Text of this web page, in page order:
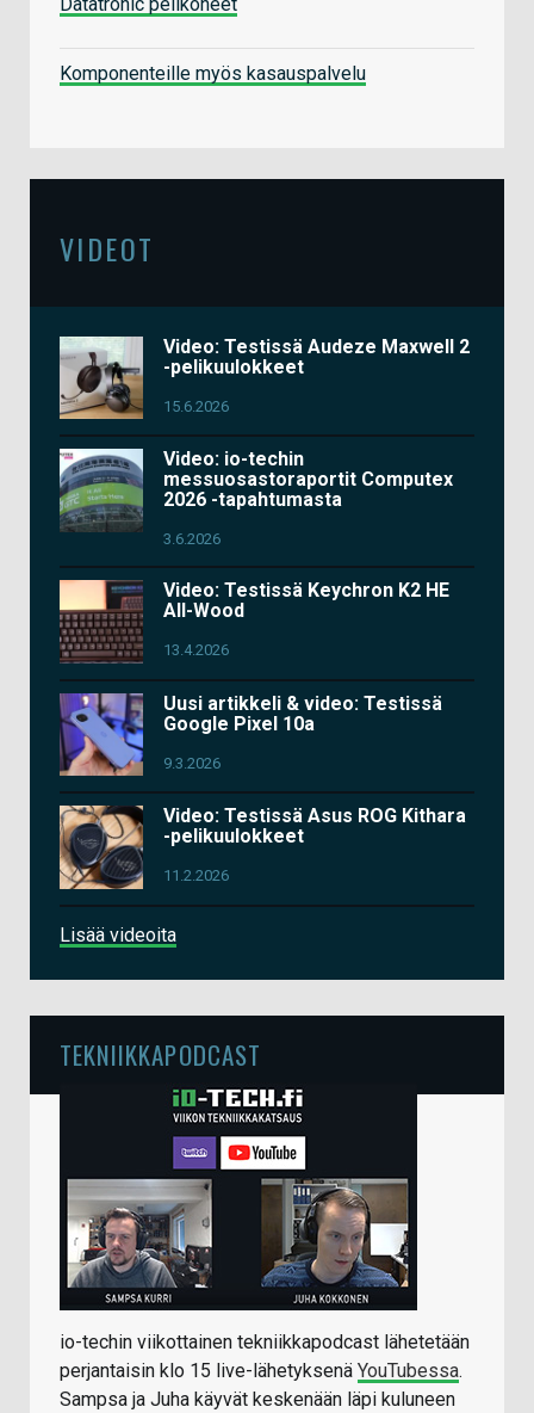
Komponenteille myös kasauspalvelu
VIDEOT
Video: Testissä Audeze Maxwell 2
-pelikuulokkeet
15.6.2026
Video: io-techin
messuosastoraportit Computex
2026 -tapahtumasta
3.6.2026
Video: Testissä Keychron K2 HE
All-Wood
13.4.2026
Uusi artikkeli & video: Testissä
Google Pixel 10a
9.3.2026
Video: Testissä Asus ROG Kithara
-pelikuulokkeet
11.2.2026
Lisää videoita
TEKNIIKKAPODCAST
io-techin viikottainen tekniikkapodcast lähetetään
perjantaisin klo 15 live-lähetyksenä YouTubessa.
Sampsa ja Juha käyvät keskenään läpi kuluneen